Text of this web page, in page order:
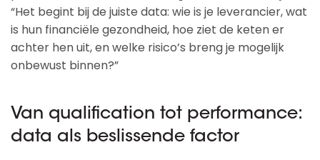
“Het begint bij de juiste data: wie is je leverancier, wat
is hun financiële gezondheid, hoe ziet de keten er
achter hen uit, en welke risico’s breng je mogelijk
onbewust binnen?”
Van qualification tot performance:
data als beslissende factor